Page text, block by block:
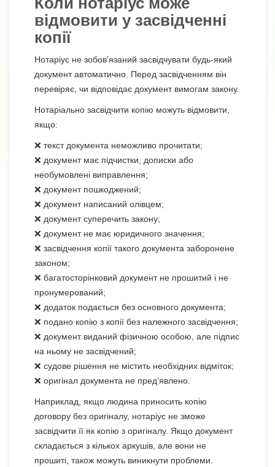
відмовити у засвідченні
копії
Нотаріус не зобов’язаний засвідчувати будь-який
документ автоматично. Перед засвідченням він
перевіряє, чи відповідає документ вимогам закону.
Нотаріально засвідчити копію можуть відмовити,
якщо:
❌ текст документа неможливо прочитати;
❌ документ має підчистки, дописки або
необумовлені виправлення;
❌ документ пошкоджений;
❌ документ написаний олівцем;
❌ документ суперечить закону;
❌ документ не має юридичного значення;
❌ засвідчення копії такого документа заборонене
законом;
❌ багатосторінковий документ не прошитий і не
пронумерований;
❌ додаток подається без основного документа;
❌ подано копію з копії без належного засвідчення;
❌ документ виданий фізичною особою, але підпис
на ньому не засвідчений;
❌ судове рішення не містить необхідних відміток;
❌ оригінал документа не пред’явлено.
Наприклад, якщо людина приносить копію
договору без оригіналу, нотаріус не зможе
засвідчити її як копію з оригіналу. Якщо документ
складається з кількох аркушів, але вони не
прошиті, також можуть виникнути проблеми.